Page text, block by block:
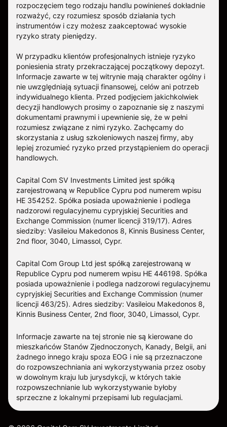
rozpoczęciem tego rodzaju handlu powinieneś dokładnie
rozważyć, czy rozumiesz sposób działania tych
instrumentów i czy możesz zaakceptować wysokie
ryzyko straty pieniędzy.
W przypadku klientów profesjonalnych istnieje ryzyko
poniesienia straty przekraczającej początkowy depozyt.
Informacje zawarte w tej witrynie mają charakter ogólny i
nie uwzględniają sytuacji finansowej, celów ani potrzeb
indywidualnego klienta. Przed podjęciem jakichkolwiek
decyzji handlowych prosimy o zapoznanie się z naszymi
dokumentami prawnymi i upewnienie się, że w pełni
rozumiesz związane z nimi ryzyko. Zachęcamy do
skorzystania z usług szkoleniowych naszej firmy, aby
lepiej zrozumieć ryzyko przed przystąpieniem do operacji
handlowych.
Capital Com SV Investments Limited jest spółką
zarejestrowaną w Republice Cypru pod numerem wpisu
HE 354252. Spółka posiada upoważnienie i podlega
nadzorowi regulacyjnemu cypryjskiej Securities and
Exchange Commission (numer licencji 319/17). Adres
siedziby: Vasileiou Makedonos 8, Kinnis Business Center,
2nd floor, 3040, Limassol, Cypr.
Capital Com Group Ltd jest spółką zarejestrowaną w
Republice Cypru pod numerem wpisu ΗΕ 446198. Spółka
posiada upoważnienie i podlega nadzorowi regulacyjnemu
cypryjskiej Securities and Exchange Commission (numer
licencji 463/25). Adres siedziby: Vasileiou Makedonos 8,
Kinnis Business Center, 2nd floor, 3040, Limassol, Cypr.
Informacje zawarte na tej stronie nie są kierowane do
mieszkańców Stanów Zjednoczonych, Kanady, Belgii, ani
żadnego innego kraju spoza EOG i nie są przeznaczone
do rozpowszechniania ani wykorzystywania przez osoby
w dowolnym kraju lub jurysdykcji, w których takie
rozpowszechnianie lub wykorzystywanie byłoby
sprzeczne z lokalnymi przepisami lub regulacjami.